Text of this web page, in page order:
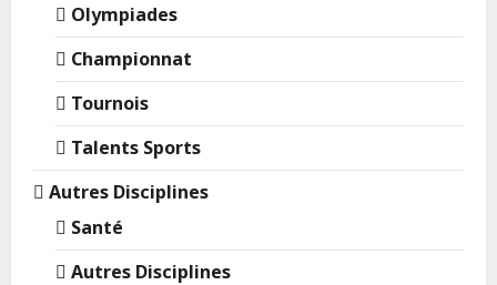
Olympiades
Championnat
Tournois
Talents Sports
Autres Disciplines
Santé
Autres Disciplines